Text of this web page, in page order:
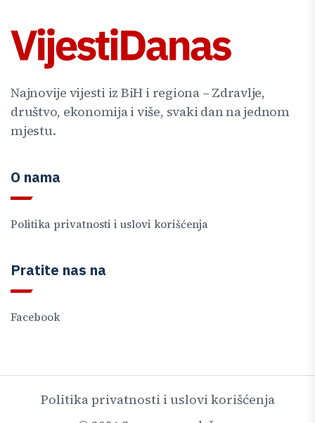
Najnovije vijesti iz BiH i regiona – Zdravlje,
društvo, ekonomija i više, svaki dan na jednom
mjestu.
O nama
Politika privatnosti i uslovi korišćenja
Pratite nas na
Facebook
Politika privatnosti i uslovi korišćenja